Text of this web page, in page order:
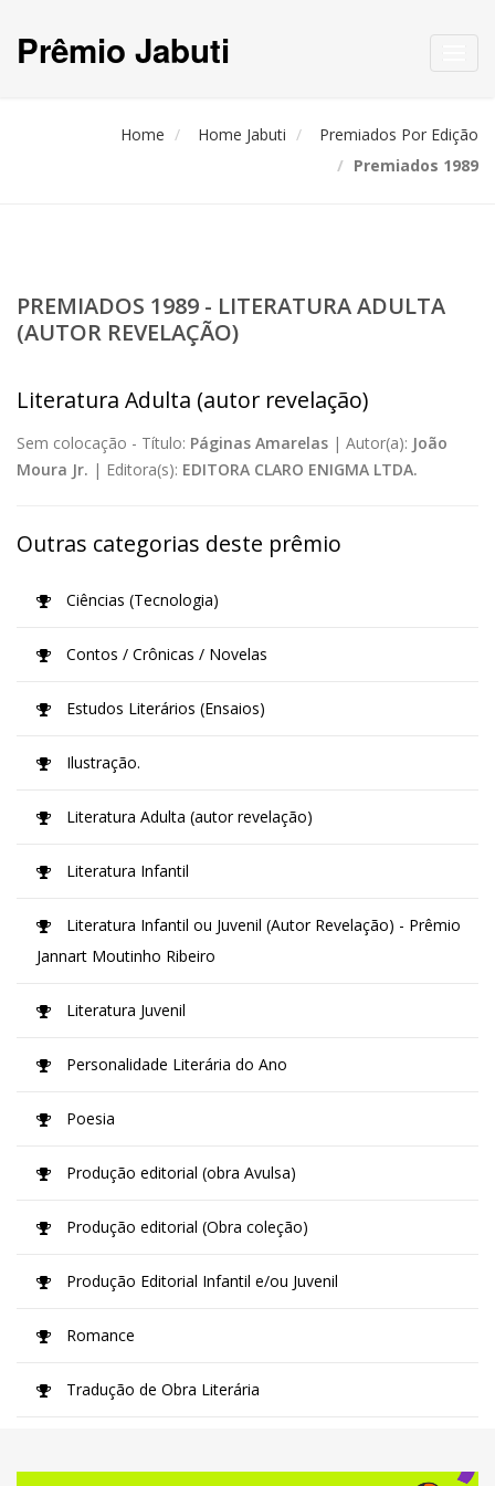
Prêmio Jabuti
Home Home Jabuti
Premiados Por Edição
Premiados 1989
PREMIADOS 1989 - LITERATURA ADULTA
(AUTOR REVELAÇÃO)
Literatura Adulta (autor revelação)
Sem colocação - Título: Páginas Amarelas | Autor(a): João
Moura Jr. | Editora(s): EDITORA CLARO ENIGMA LTDA.
Outras categorias deste prêmio
Ciências (Tecnologia)
Contos / Crônicas / Novelas
Estudos Literários (Ensaios)
Ilustração.
Literatura Adulta (autor revelação)
Literatura Infantil
Literatura Infantil ou Juvenil (Autor Revelação) - Prêmio
Jannart Moutinho Ribeiro
Literatura Juvenil
Personalidade Literária do Ano
Poesia
Produção editorial (obra Avulsa)
Produção editorial (Obra coleção)
Produção Editorial Infantil e/ou Juvenil
Romance
Tradução de Obra Literária